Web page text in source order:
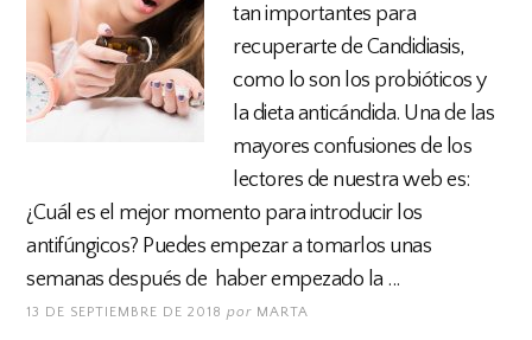
tan importantes para
recuperarte de Candidiasis,
como lo son los probióticos y
la dieta anticándida. Una de las
mayores confusiones de los
lectores de nuestra web es:
¿Cuál es el mejor momento para introducir los
antifúngicos? Puedes empezar a tomarlos unas
semanas después de haber empezado la ...
13 DE SEPTIEMBRE DE 2018 por MARTA